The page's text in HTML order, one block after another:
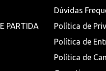
PARTIDA
Dúvidas
Política de
Política de
Política de